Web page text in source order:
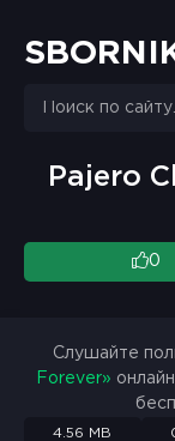
S BO R N
Pajero
0
Слушайте
Forever»
4.56 MB